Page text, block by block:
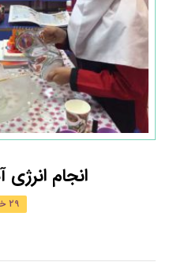
انجام
۲۹ خرداد ۱۴۰۰